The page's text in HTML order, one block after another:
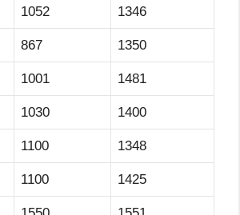
1052 1346
867 1350
1001 1481
1030 1400
1100 1348
1100 1425